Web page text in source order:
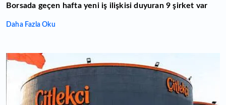
Borsada geçen hafta yeni iş ilişkisi duyuran 9 şirket var
Daha Fazla Oku